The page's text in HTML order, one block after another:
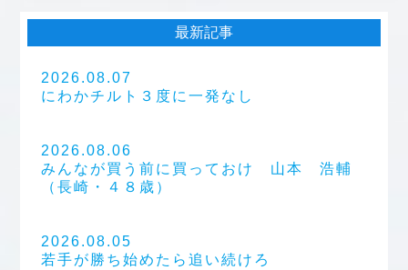
最新記事
2026.08.07
にわかチルト３度に一発なし
2026.08.06
みんなが買う前に買っておけ 山本 浩輔
（長崎・４８歳）
2026.08.05
若手が勝ち始めたら追い続けろ